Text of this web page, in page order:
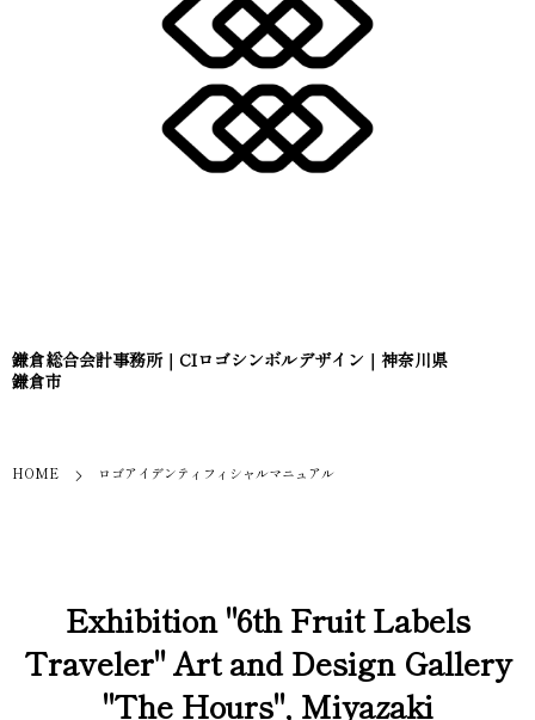
鎌倉総合会計事務所｜CIロゴシンボルデザイン｜神奈川県
鎌倉市
HOME ロゴアイデンティフィシャルマニュアル
Exhibition "6th Fruit Labels
Traveler" Art and Design Gallery
"The Hours", Miyazaki